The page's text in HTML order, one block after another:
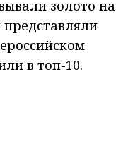
золото на
в топ-10.